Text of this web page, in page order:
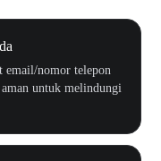
email/nomor telepon
untuk melindungi